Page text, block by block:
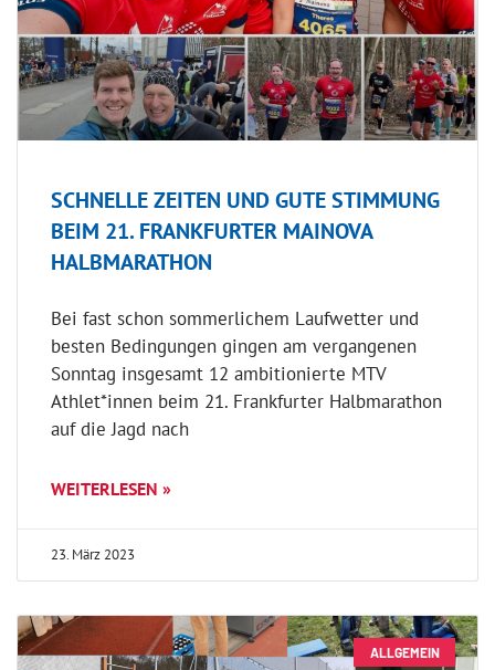
SCHNELLE ZEITEN UND GUTE STIMMUNG
BEIM 21. FRANKFURTER MAINOVA
HALBMARATHON
Bei fast schon sommerlichem Laufwetter und
besten Bedingungen gingen am vergangenen
Sonntag insgesamt 12 ambitionierte MTV
Athlet*innen beim 21. Frankfurter Halbmarathon
auf die Jagd nach
WEITERLESEN »
23. März 2023
ALLGEMEIN